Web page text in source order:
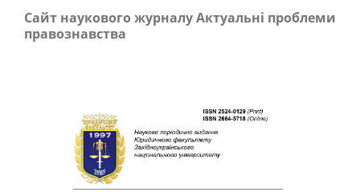
Сайт наукового журналу Актуальні проблеми
правознавства